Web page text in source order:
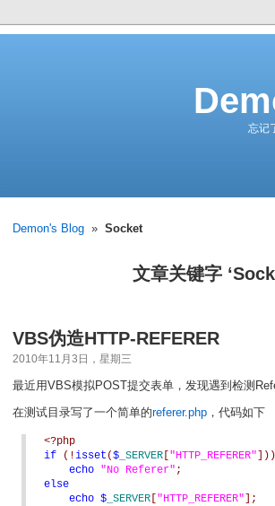
忘记
Demon's Blog » Socket
文章关键字
VBS伪造HTTP-REFERER
2010年11月3日，星期三
最近用VBS模拟POST提交表单，发现遇到检测
在测试目录写了一个简单的referer.php ，代码如下
<?php
if
(!isset ($ _SERVER "HTTP_REFERER" ]))
echo "No Referer" ;
else
echo $ _SERVER "HTTP_REFERER" ];